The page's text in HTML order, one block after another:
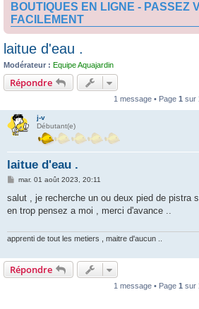
BOUTIQUES EN LIGNE - PASSEZ
FACILEMENT
laitue d'eau .
Modérateur : Equipe Aquajardin
Répondre
1 message • Page 1 sur
j-v
Débutant(e)
laitue d'eau .
M
s
a
mar. 01 août 2023, 20:11
salut , je recherche un ou deux pied de pistra
en trop pensez a moi , merci d'avance ..
apprenti de tout les metiers , maitre d'aucun ..
Répondre
1 message • Page 1 sur